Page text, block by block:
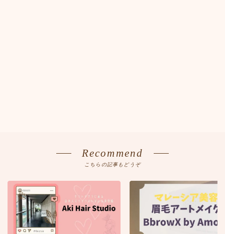
Recommend
こちらの記事もどうぞ